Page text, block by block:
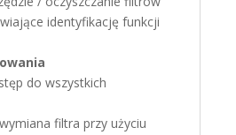
identyfikację funkcji
do wszystkich
filtra przy użyciu